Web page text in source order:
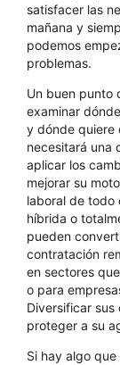
satisfacer las
mañana y
podemos
problemas.
Un buen punto
examinar
y dónde quiere
necesitará una
aplicar los
mejorar su
laboral de todo
híbrida o
pueden
contratación
en sectores
o para
Diversificar
proteger a su
Si hay algo